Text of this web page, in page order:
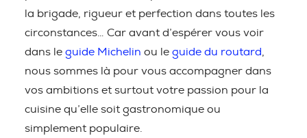
la brigade, rigueur et perfection dans toutes les
circonstances… Car avant d’espérer vous voir
dans le guide Michelin ou le guide du routard
nous sommes là pour vous accompagner dans
vos ambitions et surtout votre passion pour la
cuisine qu’elle soit gastronomique ou
simplement populaire.